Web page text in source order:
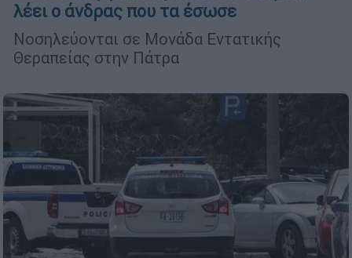
λέει ο άνδρας που τα έσωσε
Νοσηλεύονται σε Μονάδα Εντατικής
Θεραπείας στην Πάτρα